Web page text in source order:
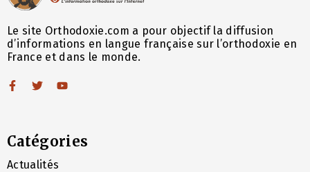
Le site Orthodoxie.com a pour objectif la diffusion
d’informations en langue française sur l’orthodoxie en
France et dans le monde.
Catégories
Actualités